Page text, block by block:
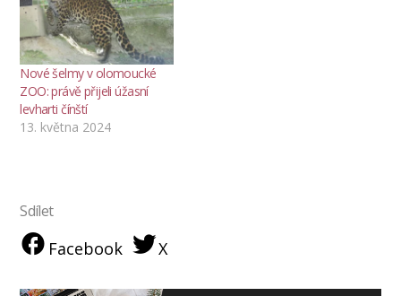
Nové šelmy v olomoucké
ZOO: právě přijeli úžasní
levharti čínští
13. května 2024
Sdílet
Facebook X